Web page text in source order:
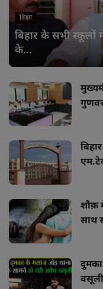
शिक्षा
बिहार के सभी स्कूलों
के...
शौक़
साथ
दुमका